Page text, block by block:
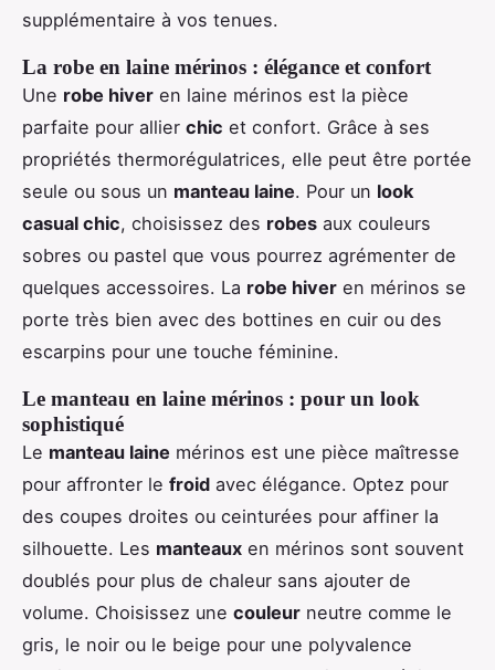
supplémentaire à vos tenues.
La robe en laine mérinos : élégance et confort
Une robe hiver en laine mérinos est la pièce
parfaite pour allier chic et confort. Grâce à ses
propriétés thermorégulatrices, elle peut être portée
seule ou sous un manteau laine. Pour un look
casual chic, choisissez des robes aux couleurs
sobres ou pastel que vous pourrez agrémenter de
quelques accessoires. La robe hiver en mérinos se
porte très bien avec des bottines en cuir ou des
escarpins pour une touche féminine.
Le manteau en laine mérinos : pour un look
sophistiqué
Le manteau laine mérinos est une pièce maîtresse
pour affronter le froid avec élégance. Optez pour
des coupes droites ou ceinturées pour affiner la
silhouette. Les manteaux en mérinos sont souvent
doublés pour plus de chaleur sans ajouter de
volume. Choisissez une couleur neutre comme le
gris, le noir ou le beige pour une polyvalence